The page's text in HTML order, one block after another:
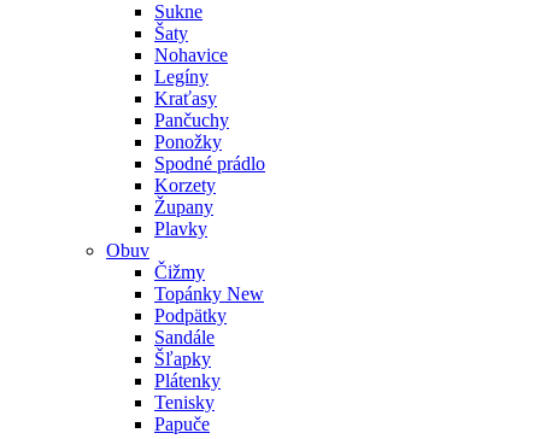
Sukne
Šaty
Nohavice
Legíny
Kraťasy
Pančuchy
Ponožky
Spodné prádlo
Korzety
Župany
Plavky
Obuv
Čižmy
Topánky New
Podpätky
Sandále
Šľapky
Plátenky
Tenisky
Papuče